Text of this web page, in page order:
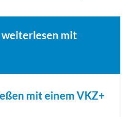
mit
mit einem VKZ+